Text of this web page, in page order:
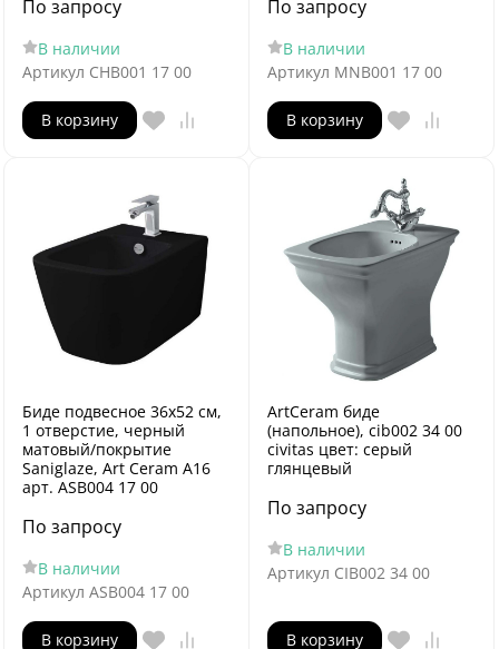
По запросу
В наличии
Артикул CHB001 17 00
В корзину
По запросу
В наличии
Артикул MNB001 17 00
В корзину
Биде подвесное 36х52 см,
1 отверстие, черный
матовый/покрытие
Saniglaze, Art Ceram A16
арт. ASB004 17 00
По запросу
В наличии
Артикул ASB004 17 00
В корзину
ArtCeram биде
(напольное), cib002 34 00
civitas цвет: серый
глянцевый
По запросу
В наличии
Артикул CIB002 34 00
В корзину